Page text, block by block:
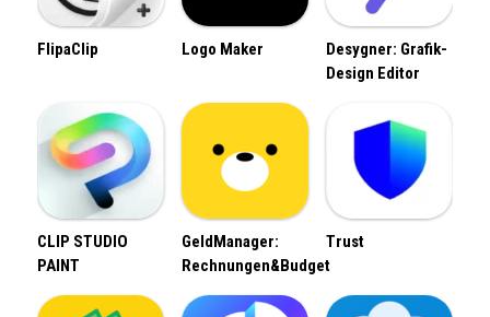
FlipaClip Logo Maker
Desygner: Grafik-
Design Editor
CLIP STUDIO
PAINT
GeldManager:
Rechnungen&Budget
Trust